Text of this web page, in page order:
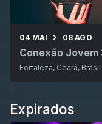
04 MAI 08 AGO
Conexão Jovem
Fortaleza, Ceará, Brasil
Expirados